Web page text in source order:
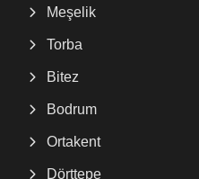
Meşelik
Torba
Bitez
Bodrum
Ortakent
Dörttepe